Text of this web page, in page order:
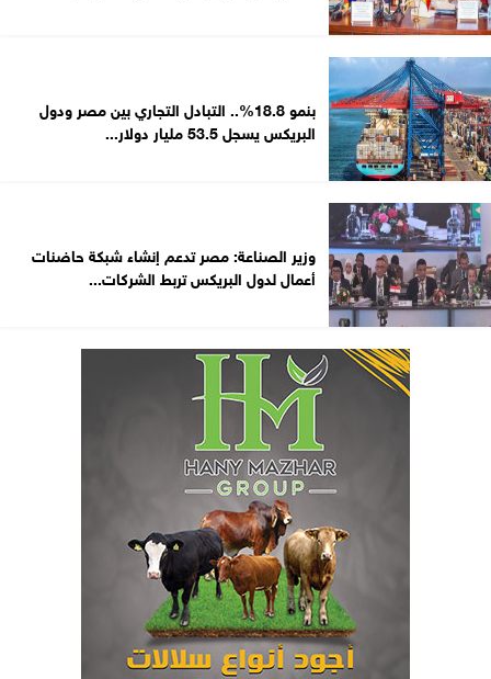
بنمو 18.8%.. التبادل التجاري بين مصر ودول
البريكس يسجل 53.5 مليار دولار...
وزير الصناعة: مصر تدعم إنشاء شبكة حاضنات
أعمال لدول البريكس تربط الشركات...